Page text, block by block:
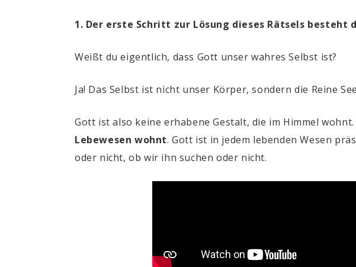
1. Der erste Schritt zur Lösung dieses Rätsels
Weißt du eigentlich, dass Gott unser wahres Selbst ist?
Ja! Das Selbst ist nicht unser Körper, sondern die Reine
Gott ist also keine erhabene Gestalt, die im Himmel
Lebewesen wohnt. Gott ist in jedem lebenden Wesen
oder nicht, ob wir ihn suchen oder nicht.